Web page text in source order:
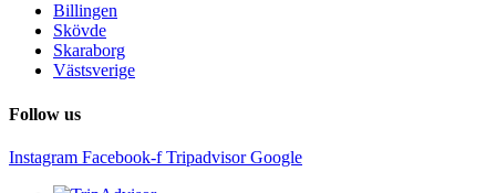
Billingen
Skövde
Skaraborg
Västsverige
Follow us
Instagram Facebook-f Tripadvisor Google